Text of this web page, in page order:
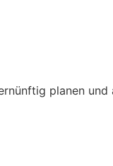
planen und